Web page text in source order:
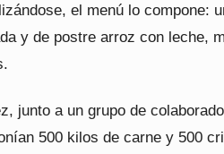
el menú lo compone:
y de postre arroz con leche,
junto a un grupo de
500 kilos de carne y 500